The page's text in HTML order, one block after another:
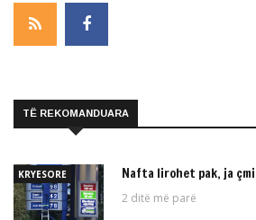
TË REKOMANDUARA
KRYESORE Nafta lirohet pak, ja
2 ditë më parë